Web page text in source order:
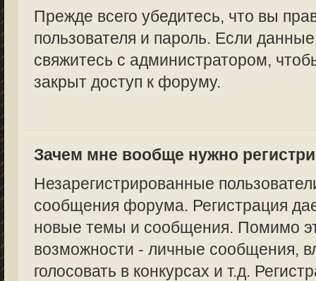
Прежде всего убедитесь, что вы
пользователя и пароль. Если
свяжитесь с администратором,
закрыт доступ к форуму.
Зачем мне вообще нужно
Незарегистрированные
сообщения форума. Регистрация
новые темы и сообщения. Помимо
возможности - личные сообщения,
голосовать в конкурсах и т.д.